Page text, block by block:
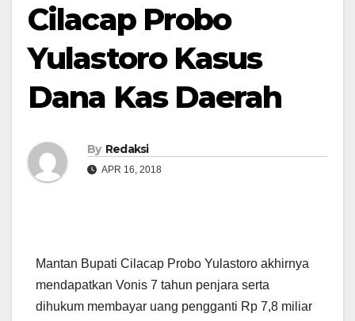
Cilacap Probo
Yulastoro Kasus
Dana Kas Daerah
By Redaksi
APR 16, 2018
Mantan Bupati Cilacap Probo Yulastoro akhirnya
mendapatkan Vonis 7 tahun penjara serta
dihukum membayar uang pengganti Rp 7,8 miliar